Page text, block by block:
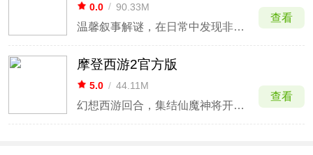
0.0 / 90.33M
温馨叙事解谜，在日常中发现非同寻常的友谊。
查看
摩登西游2官方版
5.0 / 44.11M
幻想西游回合，集结仙魔神将开启降魔路。
查看